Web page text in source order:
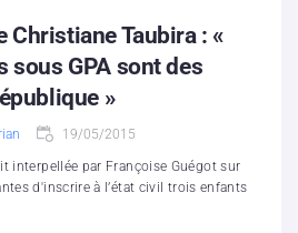
Christiane Taubira : «
sous GPA sont des
»
19/05/2015
interpellée par Françoise Guégot sur
d'inscrire à l’état civil trois enfants